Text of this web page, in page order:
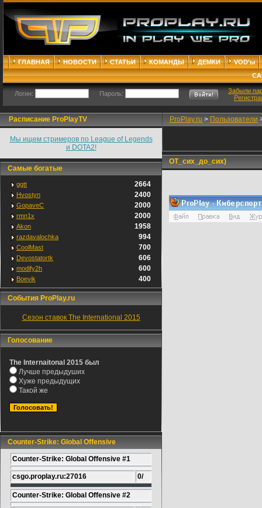
ГЛАВНАЯ НОВОСТИ СТАТЬИ КОМАНДЫ ДЕМКИ
VOD'ы
Логин: Пароль:
Забыли
Расписание ProPlayTV
Мы ищем стримеров по League of Legends
и DOTA2!
Самые богатые
ggtt 2664
Hvostyn 2400
GopaveC 2000
rmn1x 2000
Akon 1958
razdavalochka 994
CoolMast 700
Devostatortk 606
modify2h 600
Boevik 400
События ProPlay.ru
Сезон ставок The International 2015
Голосование
The Internaitonal 2015 был
Лучше предыдуших
Хуже предыдущих
Такой же
Counter-Strike: Global Offensive
Counter-Strike: Global Offensive #1
csgo.proplay.ru:27016 0/
Counter-Strike: Global Offensive #2
ProPlay.ru > Пользователи
ОТ_сих_до_сих)